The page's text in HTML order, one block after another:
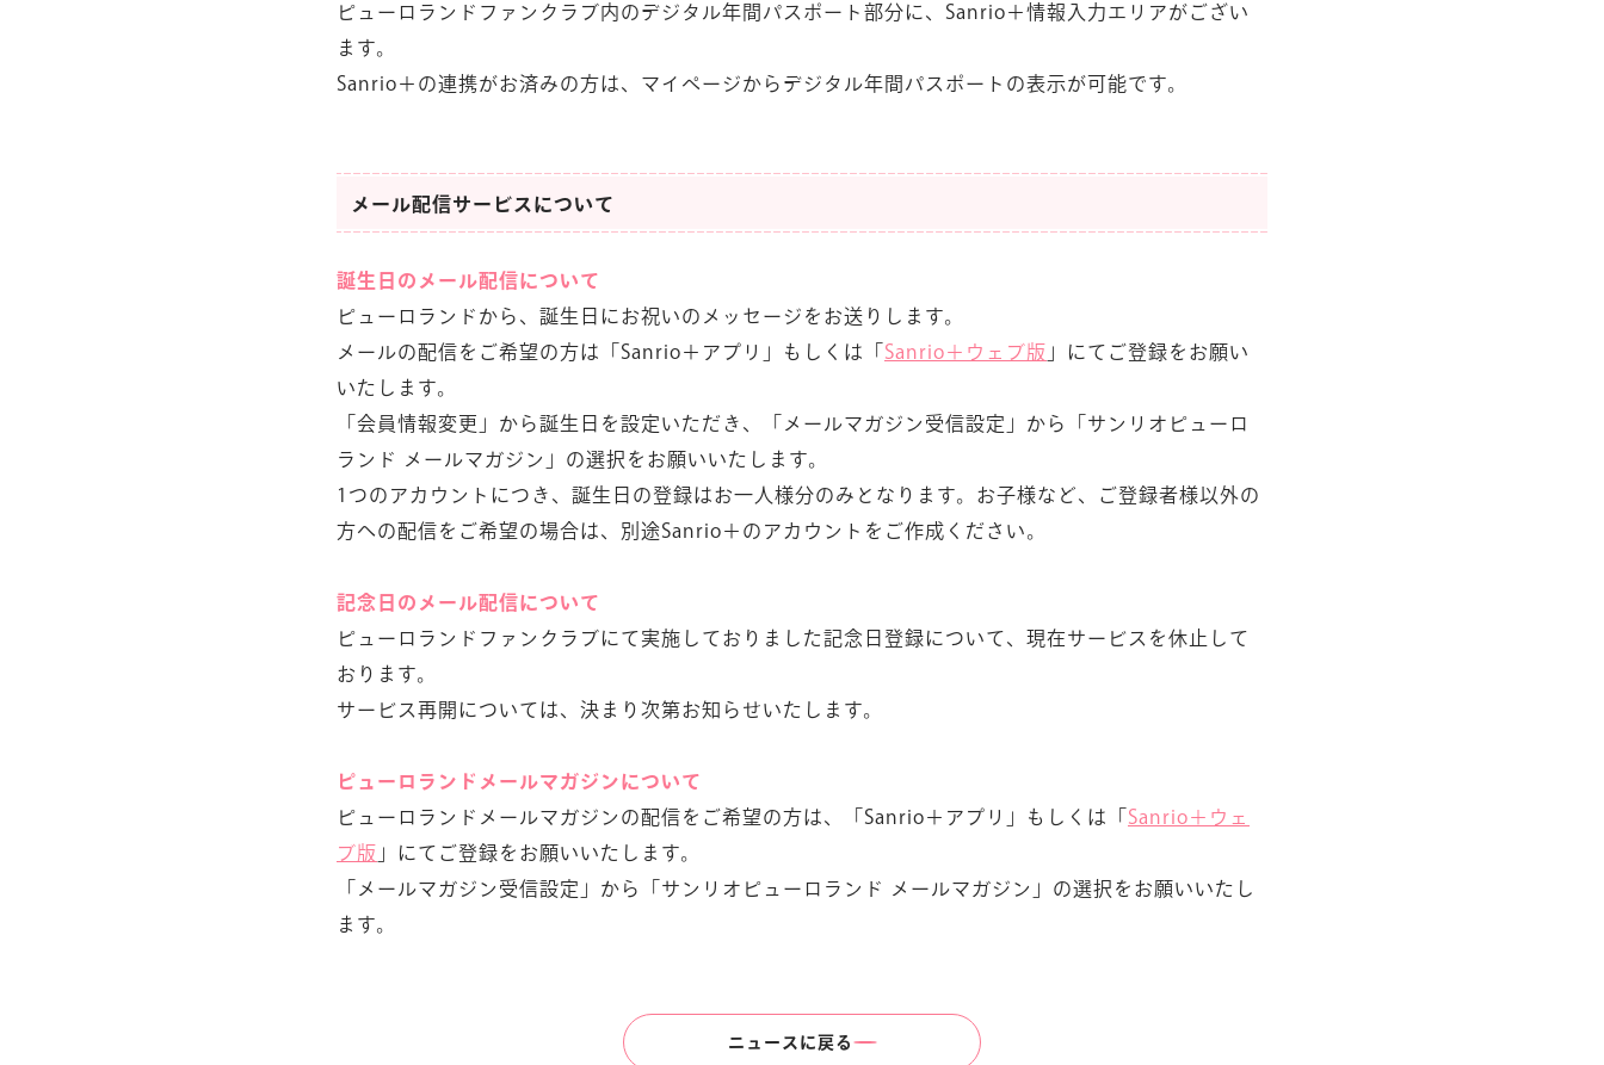
ピューロランドファンクラブ内のデジタル年間パスポート部分に、Sanrio＋情報入力エリアがござい
ます。
Sanrio＋の連携がお済みの方は、マイページからデジタル年間パスポートの表示が可能です。
メール配信サービスについて
誕生日のメール配信について
ピューロランドから、誕生日にお祝いのメッセージをお送りします。
メールの配信をご希望の方は「Sanrio＋アプリ」もしくは「 Sanrio＋ウェブ版 」にてご登録をお願い
いたします。
「会員情報変更」から誕生日を設定いただき、「メールマガジン受信設定」から「サンリオピューロ
ランド メールマガジン」の選択をお願いいたします。
1つのアカウントにつき、誕生日の登録はお一人様分のみとなります。お子様など、ご登録者様以外の
方への配信をご希望の場合は、別途Sanrio＋のアカウントをご作成ください。
記念日のメール配信について
ピューロランドファンクラブにて実施しておりました記念日登録について、現在サービスを休止して
おります。
サービス再開については、決まり次第お知らせいたします。
ピューロランドメールマガジンについて
ピューロランドメールマガジンの配信をご希望の方は、「Sanrio＋アプリ」もしくは「 Sanrio＋ウェ
ブ版 」にてご登録をお願いいたします。
「メールマガジン受信設定」から「サンリオピューロランド メールマガジン」の選択をお願いいたし
ます。
ニュースに戻る